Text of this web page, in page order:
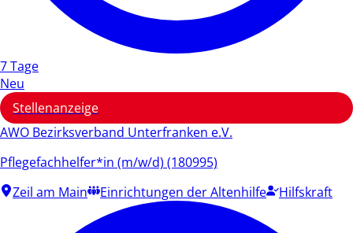
7 Tage
Neu
Stellenanzeige
AWO Bezirksverband Unterfranken e.V.
Pflegefachhelfer*in (m/w/d) (180995)
Zeil am Main
Einrichtungen der Altenhilfe Hilfskraft